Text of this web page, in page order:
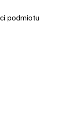
podmiotu